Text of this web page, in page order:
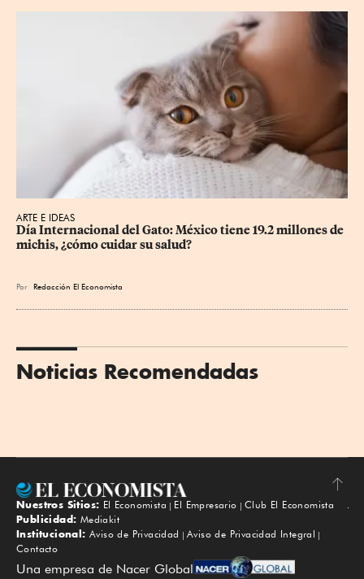
ARTE E IDEAS
Día Internacional del Gato: México tiene 19.2 millones de
michis, ¿cómo cuidar su salud?
Por Redacción El Economista
Noticias Recomendadas
Subir
Nuestros Sitios: El Economista El Empresario
Club El Economista
Publicidad: Mediakit
Institucional: Aviso de Privacidad
Aviso de Privacidad Integral
Contacto
Una empresa de Nacer Global